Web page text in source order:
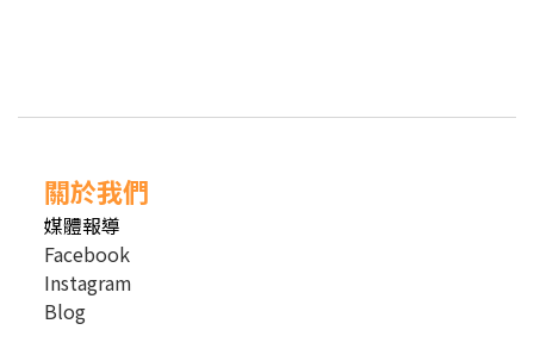
關於我們
媒體報導
Facebook
Instagram
Blog